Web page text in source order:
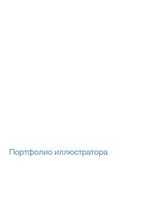
Портфолио иллюстратора